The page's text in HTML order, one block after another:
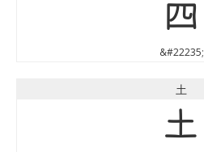
四
&#22235;
土
土